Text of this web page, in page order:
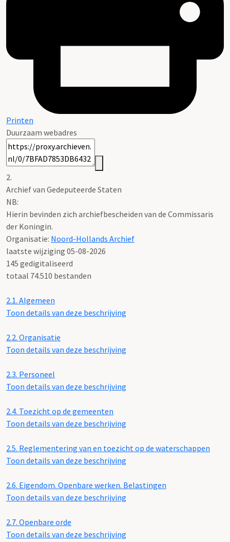
Printen
Duurzaam webadres
2.
Archief van Gedeputeerde Staten
NB:
Hierin bevinden zich archiefbescheiden van de Commissaris
der Koningin.
Organisatie: Noord-Hollands Archief
laatste wijziging 05-08-2026
145 gedigitaliseerd
totaal 74.510 bestanden
2.1. Algemeen
Toon details van deze beschrijving
2.2. Organisatie
Toon details van deze beschrijving
2.3. Personeel
Toon details van deze beschrijving
2.4. Toezicht op de gemeenten
Toon details van deze beschrijving
2.5. Reglementering van en toezicht op de waterschappen
Toon details van deze beschrijving
2.6. Eigendom. Openbare werken. Belastingen
Toon details van deze beschrijving
2.7. Openbare orde
Toon details van deze beschrijving